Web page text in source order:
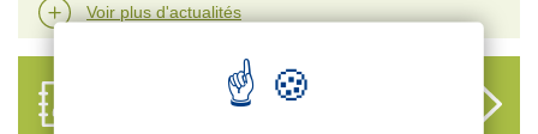
Voir plus d'actualités